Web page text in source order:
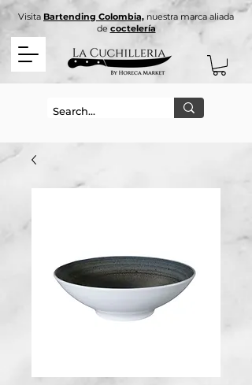
Visita Bartending Colombia, nuestra marca aliada
de coctelería